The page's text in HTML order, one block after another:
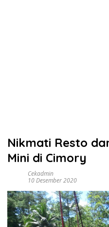
Nikmati Resto
Mini di Cimory
Cekadmin
10 Desember 2020